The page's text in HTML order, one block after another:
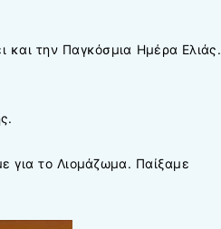
και την Παγκόσμια Ημέρα Ελιάς.
για το Λιομάζωμα. Παίξαμε